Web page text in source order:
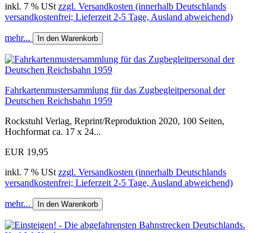
inkl. 7 % USt zzgl. Versandkosten (innerhalb Deutschlands
versandkostenfrei; Lieferzeit 2-5 Tage, Ausland abweichend)
mehr... In den Warenkorb
Fahrkartenmustersammlung für das Zugbegleitpersonal der
Deutschen Reichsbahn 1959
Rockstuhl Verlag, Reprint/Reproduktion 2020, 100 Seiten,
Hochformat ca. 17 x 24...
EUR 19,95
inkl. 7 % USt zzgl. Versandkosten (innerhalb Deutschlands
versandkostenfrei; Lieferzeit 2-5 Tage, Ausland abweichend)
mehr... In den Warenkorb